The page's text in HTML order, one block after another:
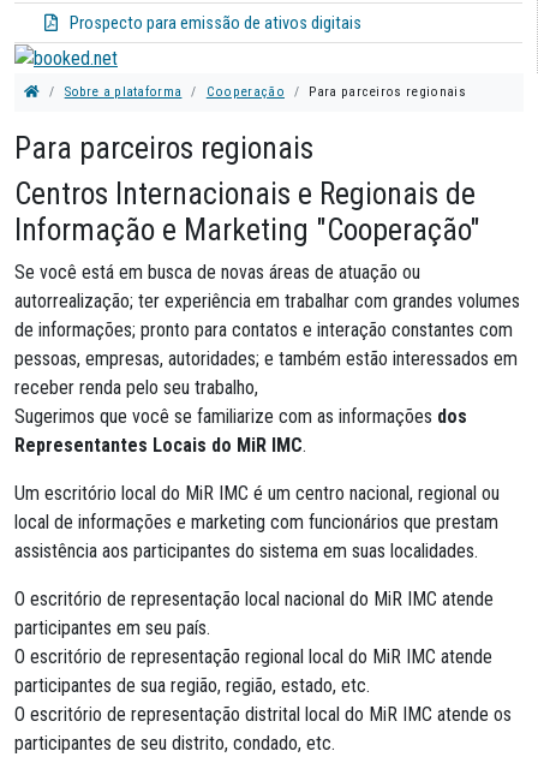
Prospecto para emissão de ativos digitais
Sobre a plataforma Cooperação Para parceiros regionais
Para parceiros regionais
Centros Internacionais e Regionais de
Informação e Marketing "Cooperação"
Se você está em busca de novas áreas de atuação ou
autorrealização; ter experiência em trabalhar com grandes volumes
de informações; pronto para contatos e interação constantes com
pessoas, empresas, autoridades; e também estão interessados ​​em
receber renda pelo seu trabalho,
Sugerimos que você se familiarize com as informações dos
Representantes Locais do MiR IMC.
Um escritório local do MiR IMC é um centro nacional, regional ou
local de informações e marketing com funcionários que prestam
assistência aos participantes do sistema em suas localidades.
O escritório de representação local nacional do MiR IMC atende
participantes em seu país.
O escritório de representação regional local do MiR IMC atende
participantes de sua região, região, estado, etc.
O escritório de representação distrital local do MiR IMC atende os
participantes de seu distrito, condado, etc.